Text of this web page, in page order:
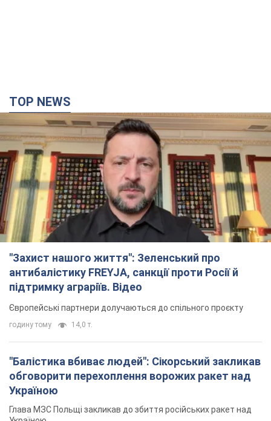
"Захист нашого життя": Зеленський про
антибалістику FREYJA, санкції проти Росії й
підтримку аграріїв. Відео
Європейські партнери долучаються до спільного проєкту
годину тому 14,0 т.
"Балістика вбиває людей": Сікорський закликав
обговорити перехоплення ворожих ракет над
Україною
Глава МЗС Польщі закликав до збиття російських ракет над
Податкова передасть Міноборони дані про
чоловіків 18-60 років: для чого це потрібно
Це потрібно для перевірки військового обліку
3 години тому 14,1 т.